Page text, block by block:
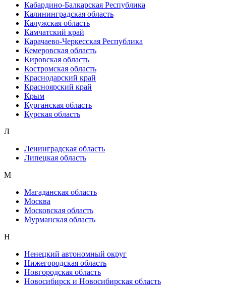
Кабардино-Балкарская Республика
Калининградская область
Калужская область
Камчатский край
Карачаево-Черкесская Республика
Кемеровская область
Кировская область
Костромская область
Краснодарский край
Красноярский край
Крым
Курганская область
Курская область
Л
Ленинградская область
Липецкая область
М
Магаданская область
Москва
Московская область
Мурманская область
Н
Ненецкий автономный округ
Нижегородская область
Новгородская область
Новосибирск и Новосибирская область